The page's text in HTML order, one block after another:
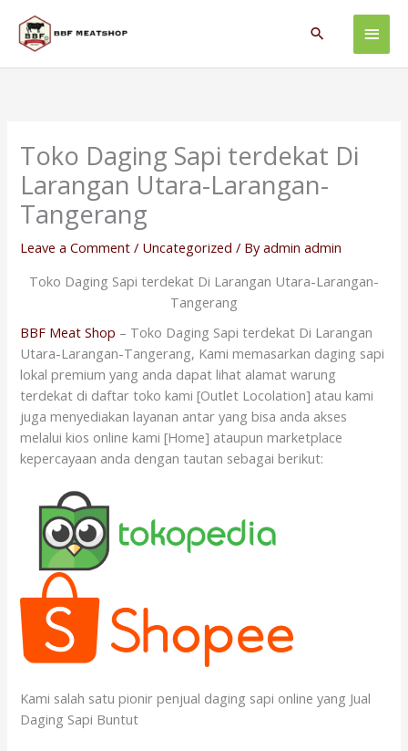
content
Main
Search
Toko Daging Sapi terdekat Di
Larangan Utara-Larangan-
Tangerang
Leave a Comment / Uncategorized / Byadmin admin
Toko Daging Sapi terdekat Di Larangan Utara-Larangan-
Tangerang
BBF Meat Shop – Toko Daging Sapi terdekat Di Larangan
Utara-Larangan-Tangerang, Kami memasarkan daging sapi
lokal premium yang anda dapat lihat alamat warung
terdekat di daftar toko kami [Outlet Locolation] atau kami
juga menyediakan layanan antar yang bisa anda akses
melalui kios online kami [Home] ataupun marketplace
kepercayaan anda dengan tautan sebagai berikut:
Kami salah satu pionir penjual daging sapi online yang Jual
Daging Sapi Buntut